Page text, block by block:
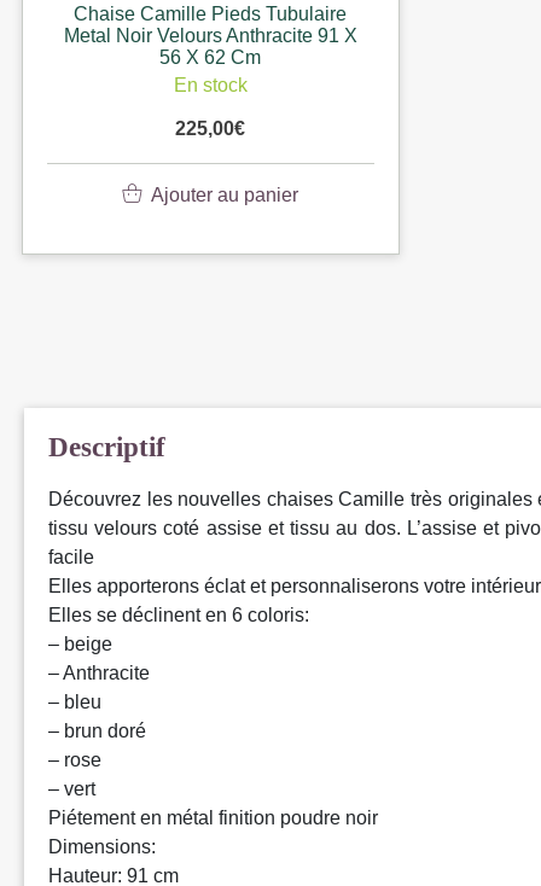
Chaise Camille Pieds Tubulaire
Metal Noir Velours Anthracite 91 X
56 X 62 Cm
En stock
225,00€
Ajouter au panier
Descriptif
Découvrez les nouvelles chaises Camille très originales
tissu velours coté assise et tissu au dos. L’assise et
facile
Elles apporterons éclat et personnaliserons votre
Elles se déclinent en 6 coloris:
– beige
– Anthracite
– bleu
– brun doré
– rose
– vert
Piétement en métal finition poudre noir
Dimensions:
Hauteur: 91 cm